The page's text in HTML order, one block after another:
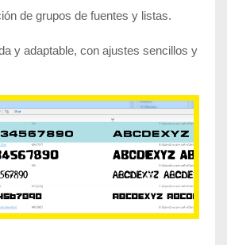
de grupos de fuentes y listas.
y adaptable, con ajustes sencillos y